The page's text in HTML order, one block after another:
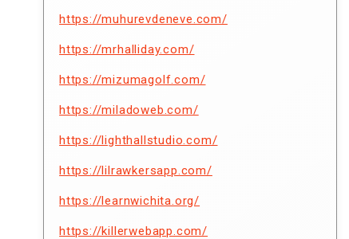
https://muhurevdeneve.com/
https://mrhalliday.com/
https://mizumagolf.com/
https://miladoweb.com/
https://lighthallstudio.com/
https://lilrawkersapp.com/
https://learnwichita.org/
https://killerwebapp.com/